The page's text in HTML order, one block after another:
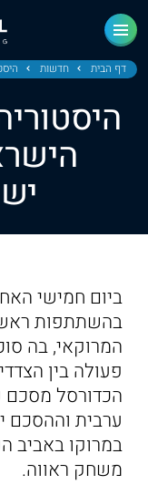
דף הבית חדשות
ביום חמישי
בהשתתפות
המרוקאי, בה
פעולה בין
הכדורסל מסכם
ערבית וההסכם
במרוקו באביב
משחק ראווה.